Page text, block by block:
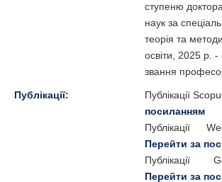
ступеню
наук за
теорія та
освіти, 2025 р.
звання
Публікації: Публікації
посиланням
Публікації
Перейти за
Публікації
Перейти за